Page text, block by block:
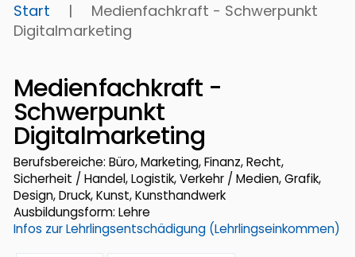
Start |
Medienfachkraft - Schwerpunkt
Digitalmarketing
Medienfachkraft -
Schwerpunkt
Digitalmarketing
Berufsbereiche: Büro, Marketing, Finanz, Recht,
Sicherheit / Handel, Logistik, Verkehr / Medien, Grafik,
Design, Druck, Kunst, Kunsthandwerk
Ausbildungsform: Lehre
Infos zur Lehrlingsentschädigung (Lehrlingseinkommen)